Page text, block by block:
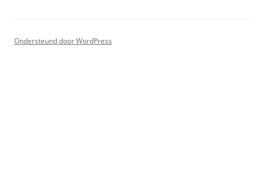
Ondersteund door WordPress